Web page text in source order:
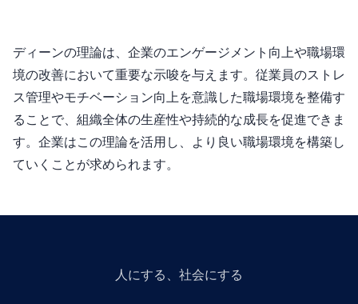
ディーン(1983)の理論は、企業のエンゲージメント向上や職場環
境の改善において重要な示唆を与えます。従業員のストレ
ス管理やモチベーション向上を意識した職場環境を整備す
ることで、組織全体の生産性や持続的な成長を促進できま
す。企業はこの理論を活用し、より良い職場環境を構築し
ていくことが求められます。
人にGiveする、社会にGiveする